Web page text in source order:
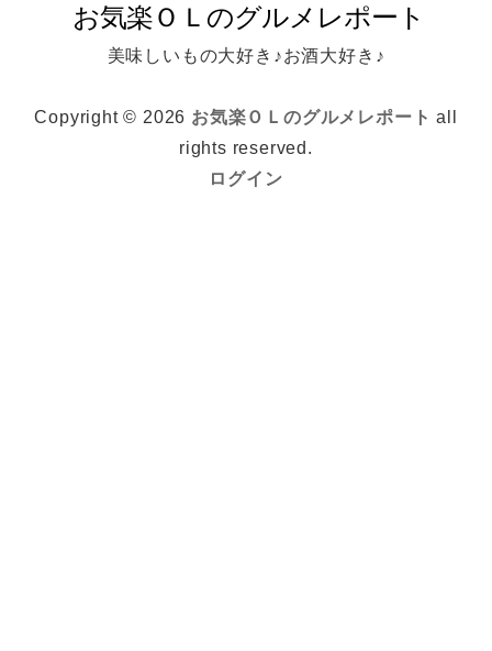
美味しいもの大好き♪お酒大好き♪
Copyright © 2026 お気楽ＯＬのグルメレポート all
rights reserved.
ログイン